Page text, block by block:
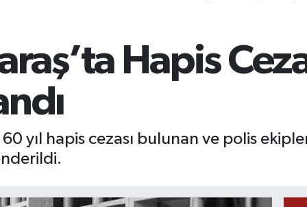
Hapis
yıl hapis cezası bulunan ve polis